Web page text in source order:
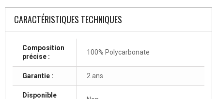
CARACTÉRISTIQUES TECHNIQUES
Composition
précise :
100% Polycarbonate
Garantie : 2 ans
Disponible